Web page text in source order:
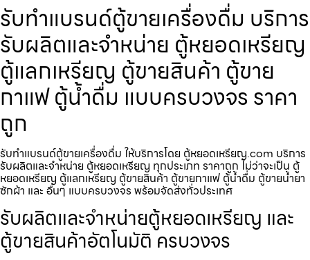
รับทำแบรนด์ตู้ขายเครื่องดื่ม บริการ
รับผลิตและจำหน่าย ตู้หยอดเหรียญ
ตู้แลกเหรียญ ตู้ขายสินค้า ตู้ขาย
กาแฟ ตู้น้ำดื่ม แบบครบวงจร ราคา
ถูก
รับทำแบรนด์ตู้ขายเครื่องดื่ม ให้บริการโดย ตู้หยอดเหรียญ.com บริการ
รับผลิตและจำหน่าย ตู้หยอดเหรียญ ทุกประเภท ราคาถูก ไม่ว่าจะเป็น ตู้
หยอดเหรียญ ตู้แลกเหรียญ ตู้ขายสินค้า ตู้ขายกาแฟ ตู้น้ำดื่ม ตู้ขายน้ำยา
ซักผ้า และ อื่นๆ แบบครบวงจร พร้อมจัดส่งทั่วประเทศ
รับผลิตและจำหน่ายตู้หยอดเหรียญ และ
ตู้ขายสินค้าอัตโนมัติ ครบวงจร